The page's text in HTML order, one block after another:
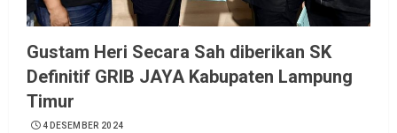
Gustam Heri Secara Sah diberikan SK
Definitif GRIB JAYA Kabupaten Lampung
Timur
4 DESEMBER 2024